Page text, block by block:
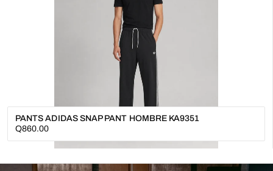
PANTS ADIDAS SNAP PANT HOMBRE KA9351
Precio
regular
Q860.00